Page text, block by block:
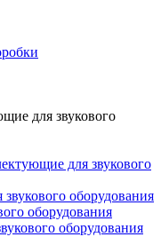
для звукового
для звукового
оборудования
оборудования
оборудования